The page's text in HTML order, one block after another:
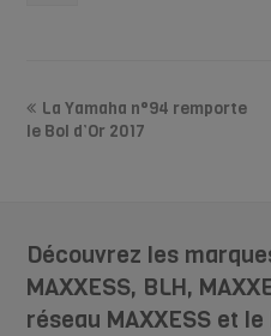
La Yamaha n°94 remporte
le Bol d’Or 2017
Découvrez les
MAXXESS, BLH,
réseau MAXXESS et le